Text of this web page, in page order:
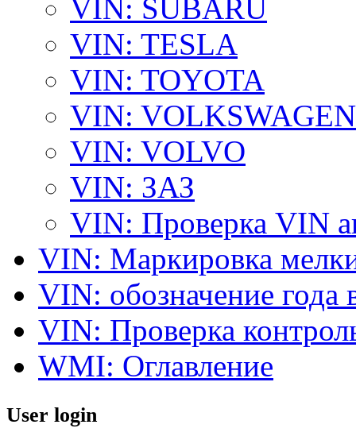
VIN: SUBARU
VIN: TESLA
VIN: TOYOTA
VIN: VOLKSWAGEN
VIN: VOLVO
VIN: ЗАЗ
VIN: Проверка VIN
VIN: Маркировка
VIN: обозначение года
VIN: Проверка
WMI: Оглавление
User login